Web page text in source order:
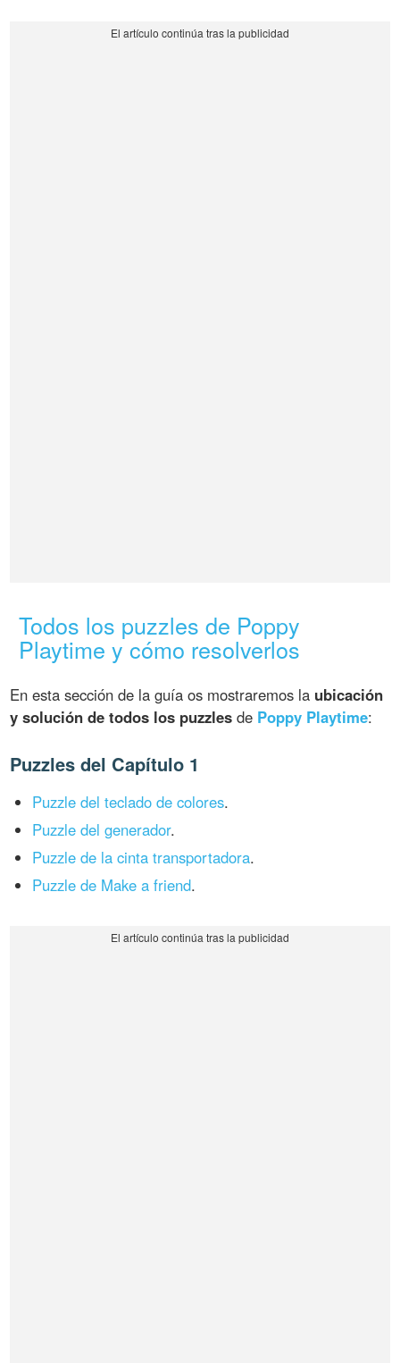
Todos los puzzles de Poppy
Playtime y cómo resolverlos
En esta sección de la guía os mostraremos la ubicación
y solución de todos los puzzles de Poppy Playtime:
Puzzles del Capítulo 1
Puzzle del teclado de colores.
Puzzle del generador.
Puzzle de la cinta transportadora.
Puzzle de Make a friend.